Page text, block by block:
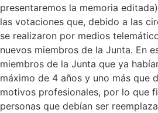
presentaremos la memoria
las votaciones que, debido a las
se realizaron por medios
nuevos miembros de la Junta. En
miembros de la Junta que ya
máximo de 4 años y uno más que
motivos profesionales, por lo que
personas que debían ser